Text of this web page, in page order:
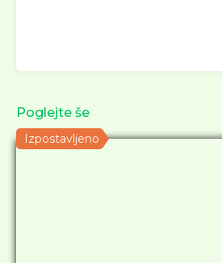
Poglejte še
Izpostavljeno